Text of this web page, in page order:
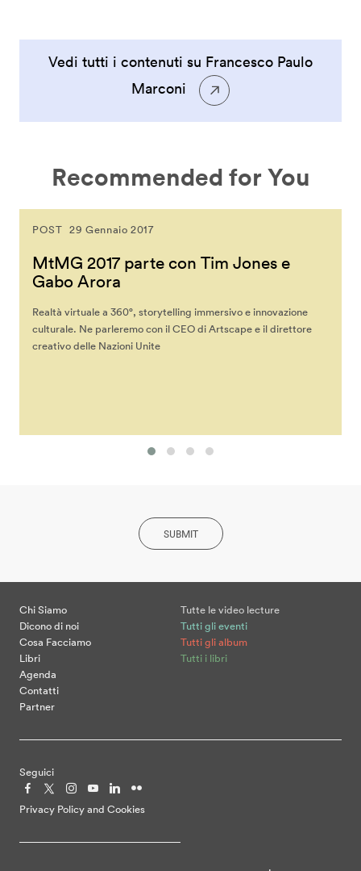
Vedi tutti i contenuti su Francesco Paulo
Marconi
Recommended for You
POST 29 Gennaio 2017
MtMG 2017 parte con Tim Jones e
Gabo Arora
Realtà virtuale a 360°, storytelling immersivo e innovazione
culturale. Ne parleremo con il CEO di Artscape e il direttore
creativo delle Nazioni Unite
SUBMIT
Chi Siamo
Dicono di noi
Cosa Facciamo
Libri
Agenda
Contatti
Partner
Tutte le video lecture
Tutti gli eventi
Tutti gli album
Tutti i libri
Seguici
Privacy Policy and Cookies